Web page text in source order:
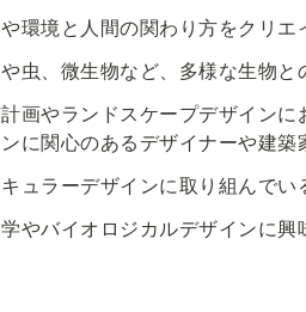
環境と人間の関わり方をクリ
虫、微生物など、多様な生物
画やランドスケープデザイン
に関心のあるデザイナーや建築
ュラーデザインに取り組んで
やバイオロジカルデザインに